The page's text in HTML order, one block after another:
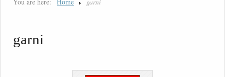
You are here: Home garni
garni